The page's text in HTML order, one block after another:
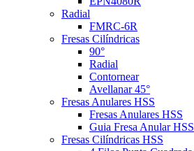
Radial
FMRC-6R
Fresas Cilíndricas
90°
Radial
Contornear
Avellanar 45°
Fresas Anulares HSS
Fresas Anulares HSS
Guia Fresa Anular HSS
Fresas Cilíndricas HSS